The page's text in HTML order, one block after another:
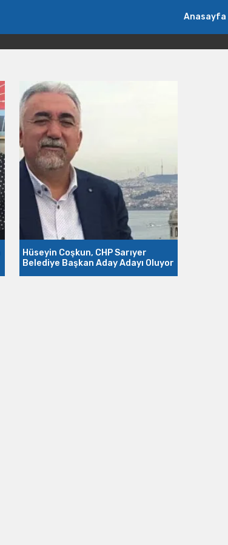
Anasayfa
Hüseyin Coşkun, CHP Sarıyer
Belediye Başkan Aday Adayı Oluyor